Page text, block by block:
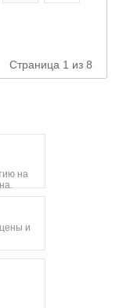
Страница 1 из 8
на
и